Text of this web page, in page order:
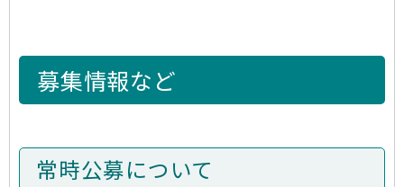
募集情報など
常時公募について